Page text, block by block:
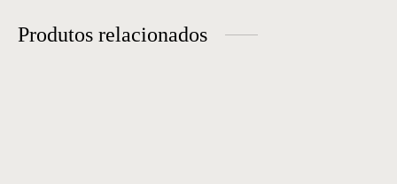
Produtos relacionados